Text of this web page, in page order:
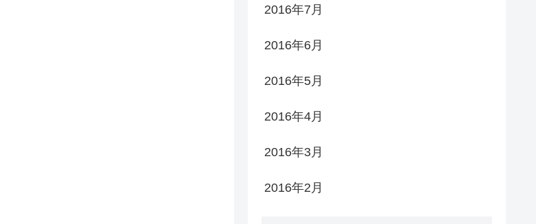
2016年7月
2016年6月
2016年5月
2016年4月
2016年3月
2016年2月